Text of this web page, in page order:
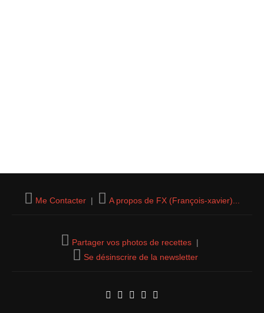
Me Contacter | A propos de FX (François-xavier)...
Partager vos photos de recettes |
Se désinscrire de la newsletter